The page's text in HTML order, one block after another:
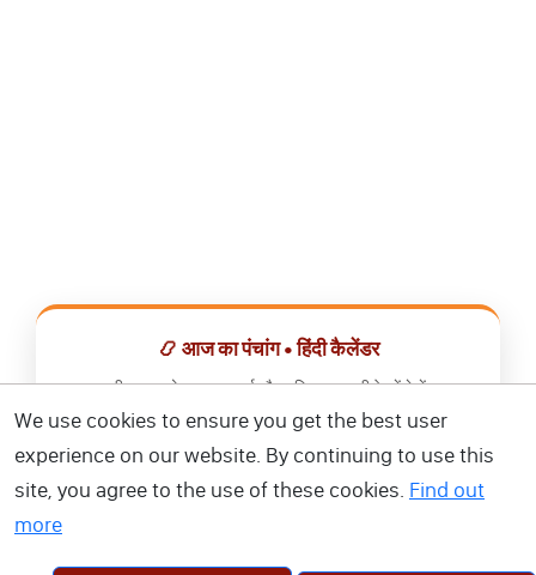
📿 आज का पंचांग • हिंदी कैलेंडर
सभी व्रत, त्योहार, शुभ मुहूर्त और राशिफल एक ही ऐप में देखें।
📅 हिंदी कैलेंडर ऐप डाउनलोड करें
We use cookies to ensure you get the best user
experience on our website. By continuing to use this
site, you agree to the use of these cookies. Find out
more